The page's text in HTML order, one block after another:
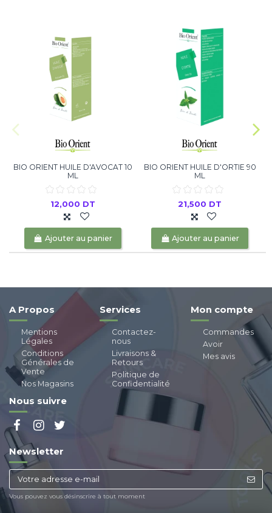
BIO ORIENT HUILE D'AVOCAT 10
ML
12,000 DT
Ajouter au panier
BIO ORIENT HUILE D'ORTIE 90
ML
21,500 DT
Ajouter au panier
A Propos
Mentions
Légales
Conditions
Générales de
Vente
Nos Magasins
Services
Contactez-
nous
Livraisons &
Retours
Politique de
Confidentialité
Mon compte
Commandes
Avoir
Mes avis
Nous suivre
Newsletter
Vous pouvez vous désinscrire à tout moment